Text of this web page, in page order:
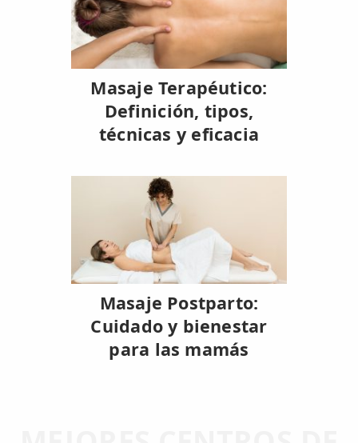
Masaje Terapéutico:
Definición, tipos,
técnicas y eficacia
Masaje Postparto:
Cuidado y bienestar
para las mamás